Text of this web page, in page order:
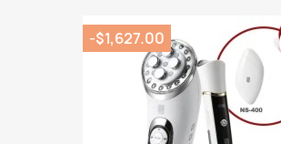
-$1,627.00